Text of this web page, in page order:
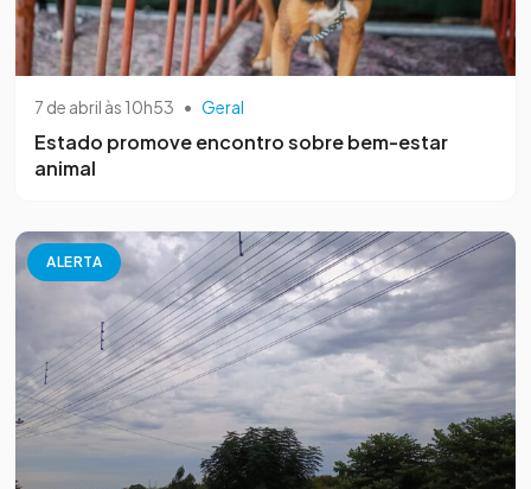
7 de abril às 10h53 • Geral
Estado promove encontro sobre bem-estar
animal
ALERTA